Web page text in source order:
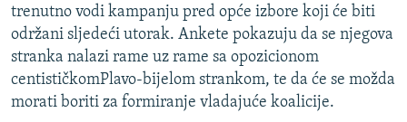
trenutno vodi kampanju pred opće izbore koji će biti
održani sljedeći utorak. Ankete pokazuju da se njegova
stranka nalazi rame uz rame sa opozicionom
centističkomPlavo-bijelom strankom, te da će se možda
morati boriti za formiranje vladajuće koalicije.